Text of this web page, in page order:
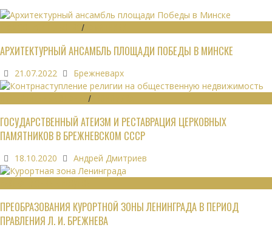
/
АРХИТЕКТУРНЫЙ АНСАМБЛЬ ПЛОЩАДИ ПОБЕДЫ В МИНСКЕ
21.07.2022 Брежневарх
/
ГОСУДАРСТВЕННЫЙ АТЕИЗМ И РЕСТАВРАЦИЯ ЦЕРКОВНЫХ
ПАМЯТНИКОВ В БРЕЖНЕВСКОМ СССР
18.10.2020 Андрей Дмитриев
ПРЕОБРАЗОВАНИЯ КУРОРТНОЙ ЗОНЫ ЛЕНИНГРАДА В ПЕРИОД
ПРАВЛЕНИЯ Л. И. БРЕЖНЕВА